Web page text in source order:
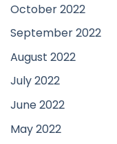
October 2022
September 2022
August 2022
July 2022
June 2022
May 2022